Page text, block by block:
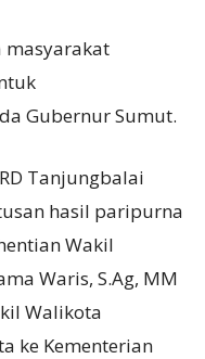
masyarakat
Gubernur Sumut.
Tanjungbalai
hasil paripurna
Wakil
Waris, S.Ag, MM
Walikota
ke Kementerian